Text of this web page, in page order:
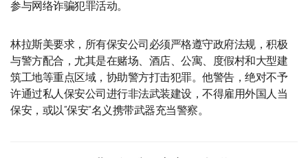
参与网络诈骗犯罪活动。
林拉斯美要求，所有保安公司必须严格遵守政府法规，积极
与警方配合，尤其是在赌场、酒店、公寓、度假村和大型建
筑工地等重点区域，协助警方打击犯罪。他警告，绝对不予
许通过私人保安公司进行非法武装建设，不得雇用外国人当
保安，或以“保安”名义携带武器充当警察。